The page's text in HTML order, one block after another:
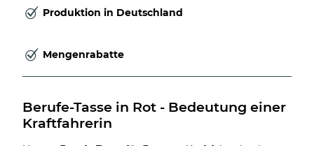
Produktion in Deutschland
Mengenrabatte
Berufe-Tasse in Rot - Bedeutung einer
Kraftfahrerin